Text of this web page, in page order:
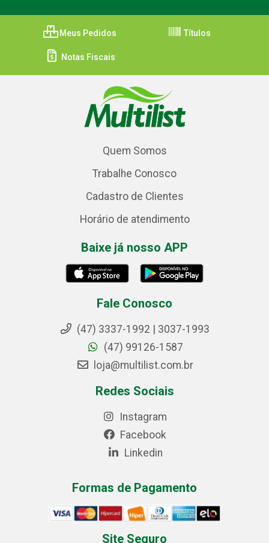
Meus Pedidos Títulos
Notas Fiscais
Quem Somos
Trabalhe Conosco
Cadastro de Clientes
Horário de atendimento
Baixe já nosso APP
Fale Conosco
(47) 3337-1992 | 3037-1993
(47) 99126-1587
loja@multilist.com.br
Redes Sociais
Instagram
Facebook
Linkedin
Formas de Pagamento
Site Seguro